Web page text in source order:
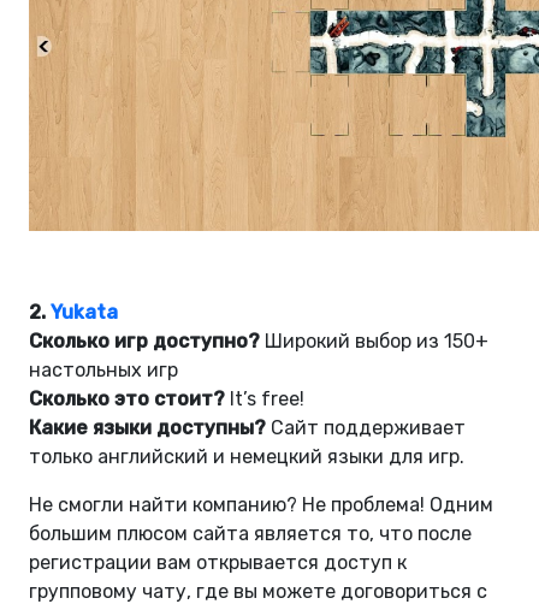
2. Yukata
Сколько игр доступно? Широкий выбор из 150+
настольных игр
Сколько это стоит? It’s free!
Какие языки доступны? Сайт поддерживает
только английский и немецкий языки для игр.
Не смогли найти компанию? Не проблема! Одним
большим плюсом сайта является то, что после
регистрации вам открывается доступ к
групповому чату, где вы можете договориться с